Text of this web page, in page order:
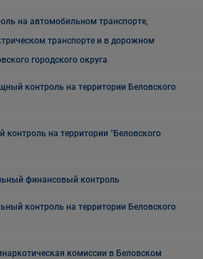
на автомобильном транспорте,
транспорте и в дорожном
городского округа
контроль на территории Беловского
контроль на территории "Беловского
финансовый контроль
контроль на территории Беловского
комиссии в Беловском